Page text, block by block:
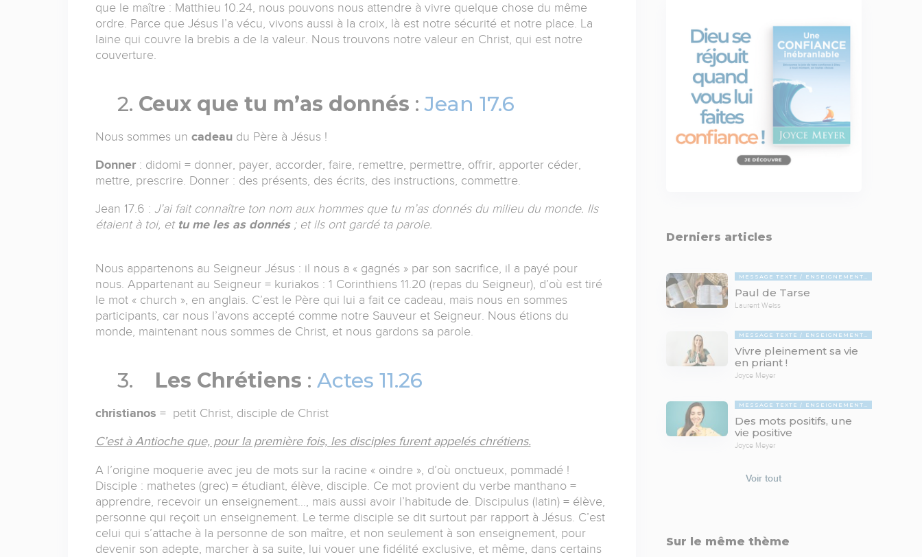
que le maître : Matthieu 10.24, nous pouvons nous attendre à vivre quelque chose du même
ordre. Parce que Jésus l’a vécu, vivons aussi à la croix, là est notre sécurité et notre place. La
laine qui couvre la brebis a de la valeur. Nous trouvons notre valeur en Christ, qui est notre
couverture.
2. Ceux que tu m’as donnés :Jean 17.6
Nous sommes un cadeaudu Père à Jésus !
Donner: didomi = donner, payer, accorder, faire, remettre, permettre, offrir, apporter céder,
mettre, prescrire. Donner : des présents, des écrits, des instructions, commettre.
Jean 17.6 : J’ai fait connaître ton nom aux hommes que tu m’as donnés du milieu du monde. Ils
étaient à toi, et tu me les as donnés; et ils ont gardé ta parole.
Nous appartenons au Seigneur Jésus : il nous a « gagnés » par son sacrifice, il a payé pour
nous. Appartenant au Seigneur = kuriakos : 1 Corinthiens 11.20 (repas du Seigneur), d’où est tiré
le mot « church », en anglais. C’est le Père qui lui a fait ce cadeau, mais nous en sommes
participants, car nous l’avons accepté comme notre Sauveur et Seigneur. Nous étions du
monde, maintenant nous sommes de Christ, et nous gardons sa parole.
3. Les Chrétiens : Actes 11.26
christianos = petit Christ, disciple de Christ
C’est à Antioche que, pour la première fois, les disciples furent appelés chrétiens.
A l’origine moquerie avec jeu de mots sur la racine « oindre », d’où onctueux, pommadé !
Disciple : mathetes (grec) = étudiant, élève, disciple. Ce mot provient du verbe manthano =
apprendre, recevoir un enseignement…, mais aussi avoir l’habitude de. Discipulus (latin) = élève,
personne qui reçoit un enseignement. Le terme disciple se dit surtout par rapport à Jésus. C’est
celui qui s’attache à la personne de son maître, et non seulement à son enseignement, pour
devenir son adepte, marcher à sa suite, lui vouer une fidélité exclusive, et même, dans certains
Derniers articles
MESSAGE TEXTE ENSEIGNEMENTS BIBLIQUES
Paul de Tarse
Laurent Weiss
MESSAGE TEXTE ENSEIGNEMENTS BIBLIQUES
Vivre pleinement sa vie
en priant !
Joyce Meyer
MESSAGE TEXTE ENSEIGNEMENTS BIBLIQUES
Des mots positifs, une
vie positive
Joyce Meyer
Voir tout
Sur le même thème